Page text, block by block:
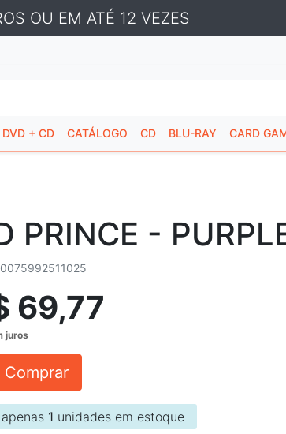
OU EM ATÉ 12 VEZES
DVD + CD CATÁLOGO CD BLU-RAY CARD
PRINCE -
69,77
Comprar
apenas 1 unidades em estoque